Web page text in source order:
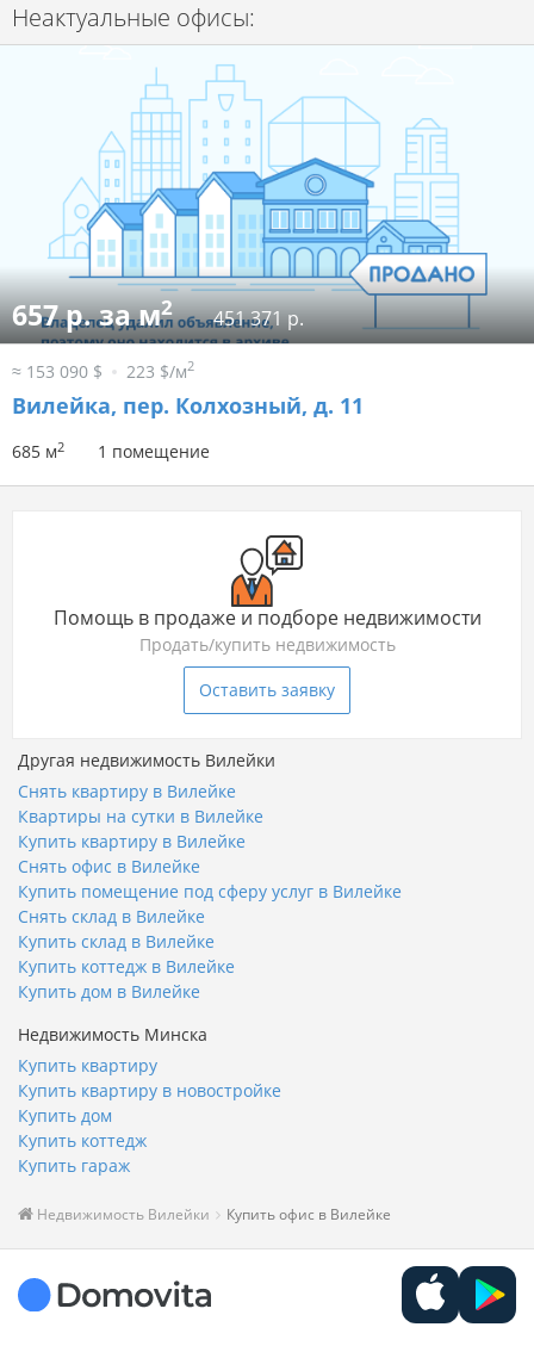
Неактуальные офисы:
657 р. за м2 451 371 р.
≈ 153 090 $ 223 $/м2
Вилейка, пер. Колхозный, д. 11
685 м2 1 помещение
Помощь в продаже и подборе недвижимости
Продать/купить недвижимость
Оставить заявку
Другая недвижимость Вилейки
Снять квартиру в Вилейке
Квартиры на сутки в Вилейке
Купить квартиру в Вилейке
Снять офис в Вилейке
Купить помещение под сферу услуг в Вилейке
Снять склад в Вилейке
Купить склад в Вилейке
Купить коттедж в Вилейке
Купить дом в Вилейке
Недвижимость Минска
Купить квартиру
Купить квартиру в новостройке
Купить дом
Купить коттедж
Купить гараж
Недвижимость Вилейки Купить офис в Вилейке